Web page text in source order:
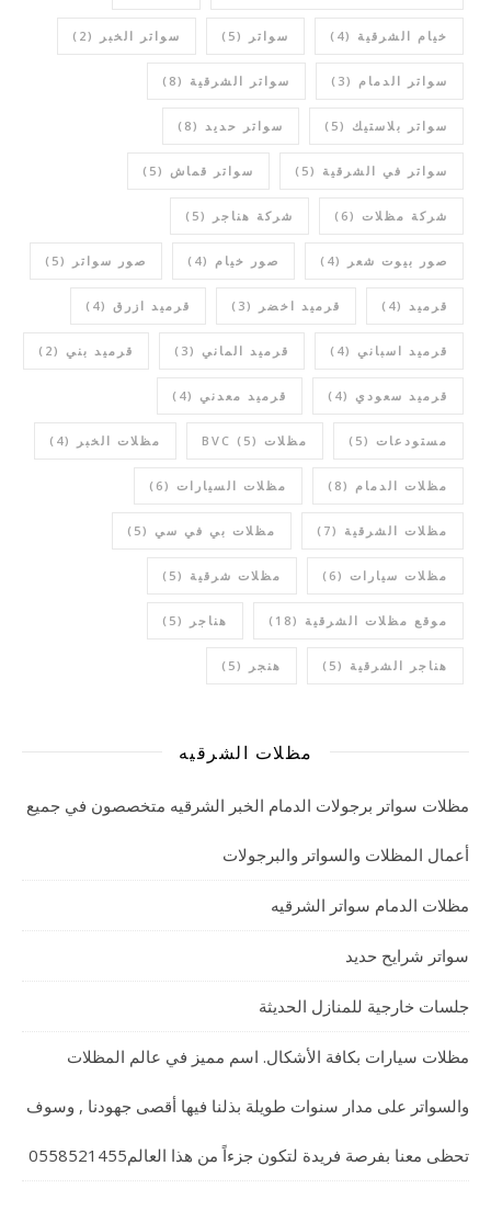
خيام الشرقية (4) سواتر (5) سواتر الخبر (2)
سواتر الدمام (3) سواتر الشرقية (8)
سواتر بلاستيك (5) سواتر حديد (8)
سواتر في الشرقية (5) سواتر قماش (5)
شركة مظلات (6) شركة هناجر (5)
صور بيوت شعر (4) صور خيام (4) صور سواتر (5)
قرميد (4) قرميد اخضر (3) قرميد ازرق (4)
قرميد اسباني (4) قرميد الماني (3) قرميد بني (2)
قرميد سعودي (4) قرميد معدني (4)
مستودعات (5) مظلات BVC (5) مظلات الخبر (4)
مظلات الدمام (8) مظلات السيارات (6)
مظلات الشرقية (7) مظلات بي في سي (5)
مظلات سيارات (6) مظلات شرقية (5)
موقع مظلات الشرقية (18) هناجر (5)
هناجر الشرقية (5) هنجر (5)
مظلات الشرقيه
مظلات سواتر برجولات الدمام الخبر الشرقيه متخصصون في جميع
أعمال المظلات والسواتر والبرجولات
مظلات الدمام سواتر الشرقيه
سواتر شرايح حديد
جلسات خارجية للمنازل الحديثة
مظلات سيارات بكافة الأشكال. اسم مميز في عالم المظلات
والسواتر على مدار سنوات طويلة بذلنا فيها أقصى جهودنا , وسوف
تحظى معنا بفرصة فريدة لتكون جزءاً من هذا العالم0558521455